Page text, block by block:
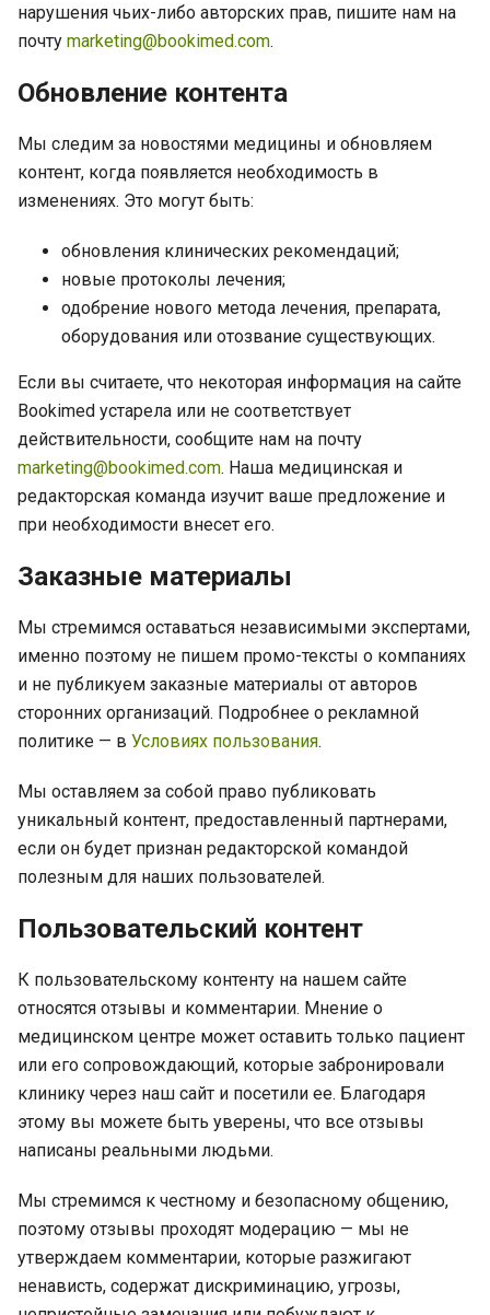
нарушения чьих-либо авторских прав, пишите нам на
почту marketing@bookimed.com.
Обновление контента
Мы следим за новостями медицины и обновляем
контент, когда появляется необходимость в
изменениях. Это могут быть:
обновления клинических рекомендаций;
новые протоколы лечения;
одобрение нового метода лечения, препарата,
оборудования или отозвание существующих.
Если вы считаете, что некоторая информация на сайте
Bookimed устарела или не соответствует
действительности, сообщите нам на почту
marketing@bookimed.com. Наша медицинская и
редакторская команда изучит ваше предложение и
при необходимости внесет его.
Заказные материалы
Мы стремимся оставаться независимыми экспертами,
именно поэтому не пишем промо-тексты о компаниях
и не публикуем заказные материалы от авторов
сторонних организаций. Подробнее о рекламной
политике — в Условиях пользования.
Мы оставляем за собой право публиковать
уникальный контент, предоставленный партнерами,
если он будет признан редакторской командой
полезным для наших пользователей.
Пользовательский контент
К пользовательскому контенту на нашем сайте
относятся отзывы и комментарии. Мнение о
медицинском центре может оставить только пациент
или его сопровождающий, которые забронировали
клинику через наш сайт и посетили ее. Благодаря
этому вы можете быть уверены, что все отзывы
написаны реальными людьми.
Мы стремимся к честному и безопасному общению,
поэтому отзывы проходят модерацию — мы не
утверждаем комментарии, которые разжигают
ненависть, содержат дискриминацию, угрозы,